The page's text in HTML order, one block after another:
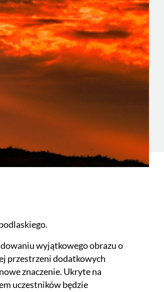
wyjątkowego obrazu o
przestrzeni dodatkowych
znaczenie. Ukryte na
uczestników będzie